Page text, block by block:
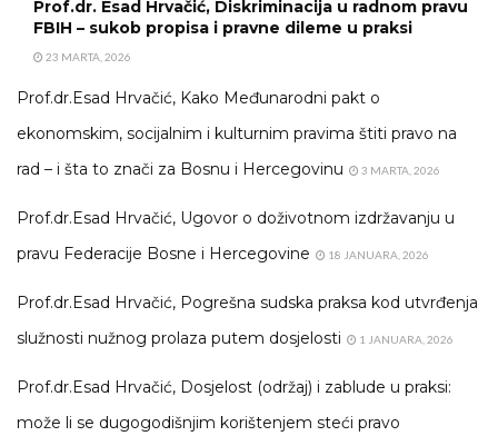
Prof.dr. Esad Hrvačić, Diskriminacija u radnom pravu
FBIH – sukob propisa i pravne dileme u praksi
23 MARTA, 2026
Prof.dr.Esad Hrvačić, Kako Međunarodni pakt o
ekonomskim, socijalnim i kulturnim pravima štiti pravo na
rad – i šta to znači za Bosnu i Hercegovinu
3 MARTA, 2026
Prof.dr.Esad Hrvačić, Ugovor o doživotnom izdržavanju u
pravu Federacije Bosne i Hercegovine
18 JANUARA, 2026
Prof.dr.Esad Hrvačić, Pogrešna sudska praksa kod utvrđenja
služnosti nužnog prolaza putem dosjelosti
1 JANUARA, 2026
Prof.dr.Esad Hrvačić, Dosjelost (održaj) i zablude u praksi:
može li se dugogodišnjim korištenjem steći pravo